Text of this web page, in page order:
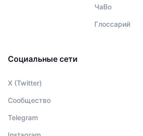
ЧаВо
Глоссарий
Социальные сети
X (Twitter)
Сообщество
Telegram